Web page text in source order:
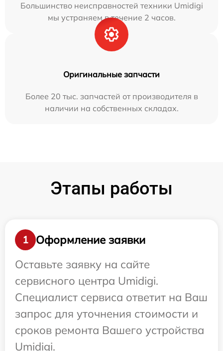
Большинство неисправностей техники Umidigi
мы устраняем в течение 2 часов.
Оригинальные запчасти
Более 20 тыс. запчастей от производителя в
наличии на собственных складах.
Этапы работы
1
Оформление заявки
Оставьте заявку на сайте
сервисного центра Umidigi.
Специалист сервиса ответит на Ваш
запрос для уточнения стоимости и
сроков ремонта Вашего устройства
Umidigi.